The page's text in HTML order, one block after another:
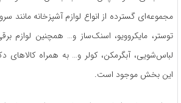
مجموعه‌ای گسترده از انواع لوازم آشپزخانه مانند
توستر، مایکروویو، اسنک‌ساز و… همچنین لوازم
لباس‌شویی، آبگرمکن، کولر و… به همراه کالاهای
این بخش موجود است.